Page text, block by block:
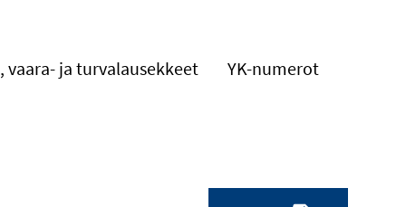
ja turvalausekkeet YK-numerot